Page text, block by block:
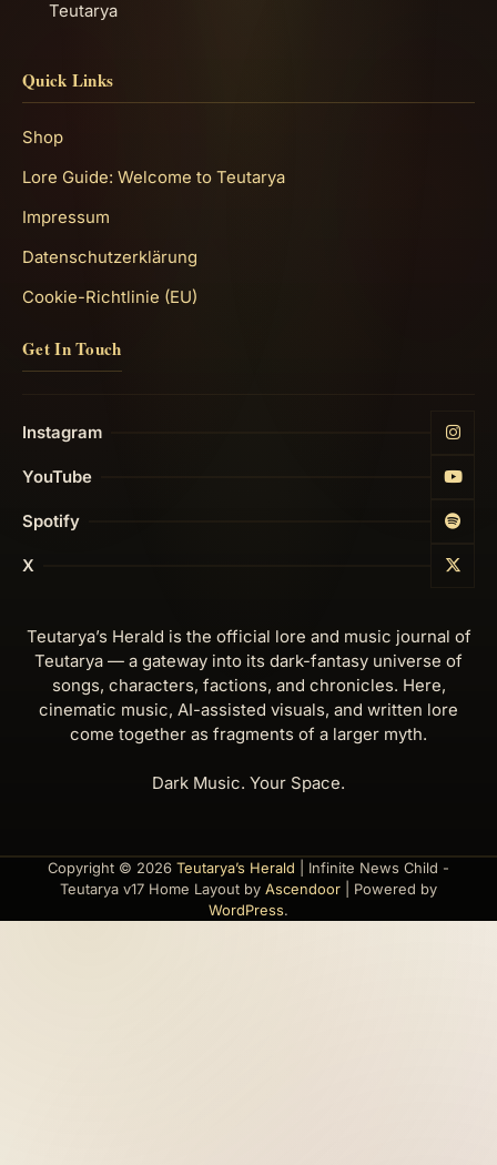
Teutarya
Quick Links
Shop
Lore Guide: Welcome to Teutarya
Impressum
Datenschutzerklärung
Cookie-Richtlinie (EU)
Get In Touch
Instagram
YouTube
Spotify
X
Teutarya’s Herald is the official lore and music journal of
Teutarya — a gateway into its dark-fantasy universe of
songs, characters, factions, and chronicles. Here,
cinematic music, AI-assisted visuals, and written lore
come together as fragments of a larger myth.
Dark Music. Your Space.
Copyright © 2026 Teutarya’s Herald | Infinite News Child -
Teutarya v17 Home Layout by Ascendoor | Powered by
WordPress.